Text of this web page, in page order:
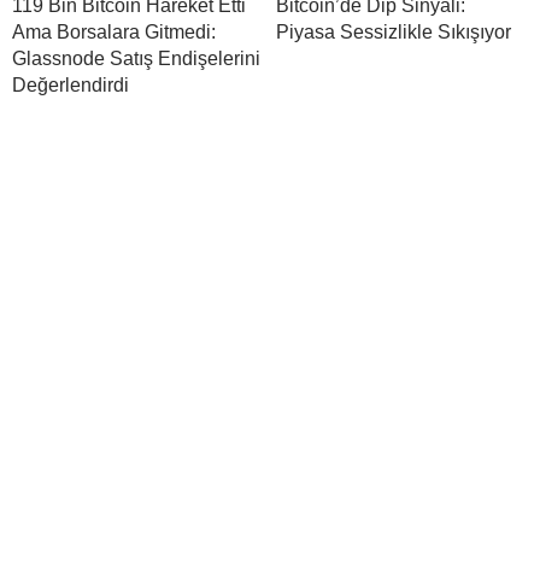
119 Bin Bitcoin Hareket Etti
Ama Borsalara Gitmedi:
Glassnode Satış Endişelerini
Değerlendirdi
Bitcoin’de Dip Sinyali:
Piyasa Sessizlikle Sıkışıyor